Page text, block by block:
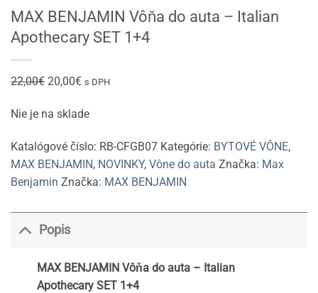
MAX BENJAMIN Vôňa do auta – Italian
Apothecary SET 1+4
22,00€ Pôvodná
bola:
20,00€Aktuálna
je:
s DPH
Nie je na sklade
Katalógové číslo: RB-CFGB07 Kategórie: BYTOVÉ VÔNE,
MAX BENJAMIN, NOVINKY, Vône do auta Značka: Max
Benjamin Značka: MAX BENJAMIN
Popis
MAX BENJAMIN Vôňa do auta – Italian
Apothecary SET 1+4